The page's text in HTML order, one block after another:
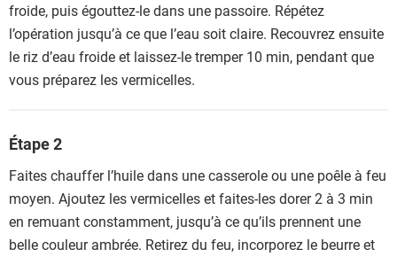
froide, puis égouttez-le dans une passoire. Répétez
l’opération jusqu’à ce que l’eau soit claire. Recouvrez ensuite
le riz d’eau froide et laissez-le tremper 10 min, pendant que
vous préparez les vermicelles.
Étape 2
Faites chauffer l’huile dans une casserole ou une poêle à feu
moyen. Ajoutez les vermicelles et faites-les dorer 2 à 3 min
en remuant constamment, jusqu’à ce qu’ils prennent une
belle couleur ambrée. Retirez du feu, incorporez le beurre et